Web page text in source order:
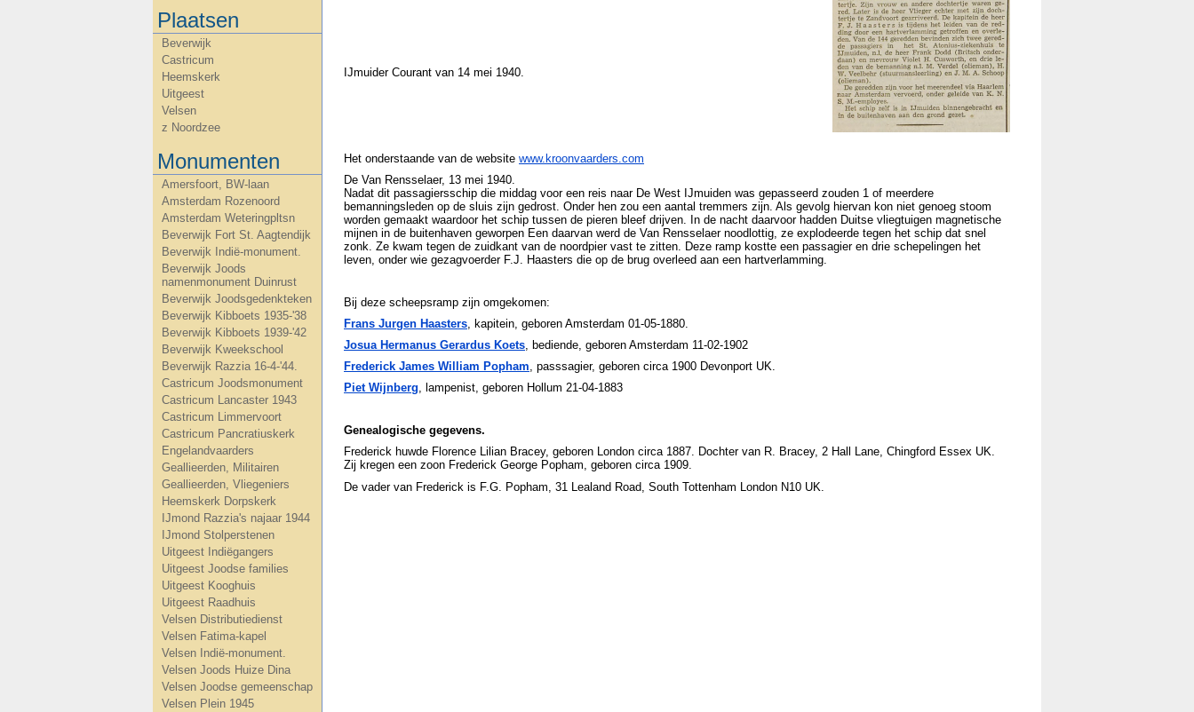
Plaatsen
Beverwijk
Castricum
Heemskerk
Uitgeest
Velsen
z Noordzee
Monumenten
Amersfoort, BW-laan
Amsterdam Rozenoord
Amsterdam Weteringpltsn
Beverwijk Fort St. Aagtendijk
Beverwijk Indië-monument.
Beverwijk Joods
namenmonument Duinrust
Beverwijk Joodsgedenkteken
Beverwijk Kibboets 1935-'38
Beverwijk Kibboets 1939-'42
Beverwijk Kweekschool
Beverwijk Razzia 16-4-'44.
Castricum Joodsmonument
Castricum Lancaster 1943
Castricum Limmervoort
Castricum Pancratiuskerk
Engelandvaarders
Geallieerden, Militairen
Geallieerden, Vliegeniers
Heemskerk Dorpskerk
IJmond Razzia's najaar 1944
IJmond Stolperstenen
Uitgeest Indiëgangers
Uitgeest Joodse families
Uitgeest Kooghuis
Uitgeest Raadhuis
Velsen Distributiedienst
Velsen Fatima-kapel
Velsen Indië-monument.
Velsen Joods Huize Dina
Velsen Joodse gemeenschap
Velsen Plein 1945
IJmuider Courant van 14 mei 1940.
Het onderstaande van de website www.kroonvaarders.com
De Van Rensselaer, 13 mei 1940.
Nadat dit passagiersschip die middag voor een reis naar De West IJmuiden was gepasseerd zouden 1 of meerdere
bemanningsleden op de sluis zijn gedrost. Onder hen zou een aantal tremmers zijn. Als gevolg hiervan kon niet genoeg stoom
worden gemaakt waardoor het schip tussen de pieren bleef drijven. In de nacht daarvoor hadden Duitse vliegtuigen magnetische
mijnen in de buitenhaven geworpen Een daarvan werd de Van Rensselaer noodlottig, ze explodeerde tegen het schip dat snel
zonk. Ze kwam tegen de zuidkant van de noordpier vast te zitten. Deze ramp kostte een passagier en drie schepelingen het
leven, onder wie gezagvoerder F.J. Haasters die op de brug overleed aan een hartverlamming.
Bij deze scheepsramp zijn omgekomen:
Frans Jurgen Haasters , kapitein, geboren Amsterdam 01-05-1880.
Josua Hermanus Gerardus Koets , bediende, geboren Amsterdam 11-02-1902
Frederick James William Popham, passsagier, geboren circa 1900 Devonport UK.
Piet Wijnberg, lampenist, geboren Hollum 21-04-1883
Genealogische gegevens.
Frederick huwde Florence Lilian Bracey, geboren London circa 1887. Dochter van R. Bracey, 2 Hall Lane, Chingford Essex UK.
Zij kregen een zoon Frederick George Popham, geboren circa 1909.
De vader van Frederick is F.G. Popham, 31 Lealand Road, South Tottenham London N10 UK.